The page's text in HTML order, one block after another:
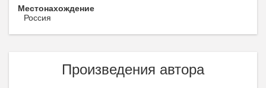
Местонахождение
Россия
Произведения автора